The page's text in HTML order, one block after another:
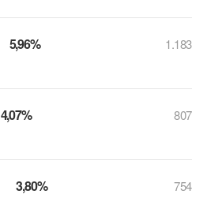
5,96% 1.183
4,07% 807
3,80% 754